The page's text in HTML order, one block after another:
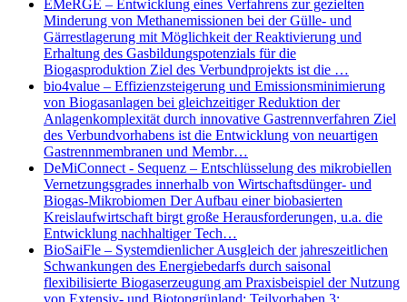
EMeRGE – Entwicklung eines Verfahrens zur gezielten
Minderung von Methanemissionen bei der Gülle- und
Gärrestlagerung mit Möglichkeit der Reaktivierung und
Erhaltung des Gasbildungspotenzials für die
Biogasproduktion Ziel des Verbundprojekts ist die …
bio4value – Effizienzsteigerung und Emissionsminimierung
von Biogasanlagen bei gleichzeitiger Reduktion der
Anlagenkomplexität durch innovative Gastrennverfahren Ziel
des Verbundvorhabens ist die Entwicklung von neuartigen
Gastrennmembranen und Membr…
DeMiConnect - Sequenz – Entschlüsselung des mikrobiellen
Vernetzungsgrades innerhalb von Wirtschaftsdünger- und
Biogas-Mikrobiomen Der Aufbau einer biobasierten
Kreislaufwirtschaft birgt große Herausforderungen, u.a. die
Entwicklung nachhaltiger Tech…
BioSaiFle – Systemdienlicher Ausgleich der jahreszeitlichen
Schwankungen des Energiebedarfs durch saisonal
flexibilisierte Biogaserzeugung am Praxisbeispiel der Nutzung
von Extensiv- und Biotopgrünland; Teilvorhaben 3: